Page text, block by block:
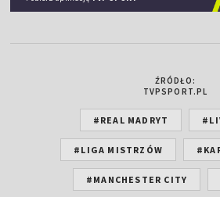
ŹRÓDŁO:
TVPSPORT.PL
#REAL MADRYT
#LIGA MISTRZÓW
#MANCHESTER CITY